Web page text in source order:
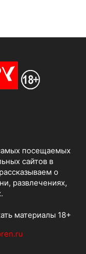
посещаемых
сайтов в
о
развлечениях,
материалы 18+